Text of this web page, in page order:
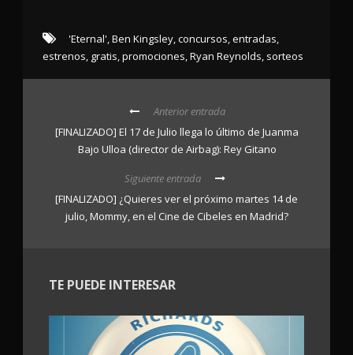
'Eternal',Ben Kingsley,concursos,entradas,
estrenos, gratis,promociones,Ryan Reynolds, sorteos
Anterior entrada
[FINALIZADO] El 17 de Julio llega lo último de Juanma
Bajo Ulloa (director de Airbag): Rey Gitano
Siguiente entrada
[FINALIZADO] ¿Quieres ver el próximo martes 14 de
julio, Mommy, en el Cine de Cibeles en Madrid?
TE PUEDE INTERESAR